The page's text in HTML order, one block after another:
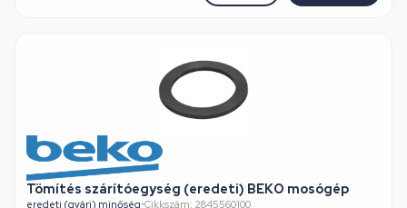
Tömítés szárítóegység (eredeti) BEKO mosógép
eredeti (gyári) minőség•Cikkszám: 2845560100